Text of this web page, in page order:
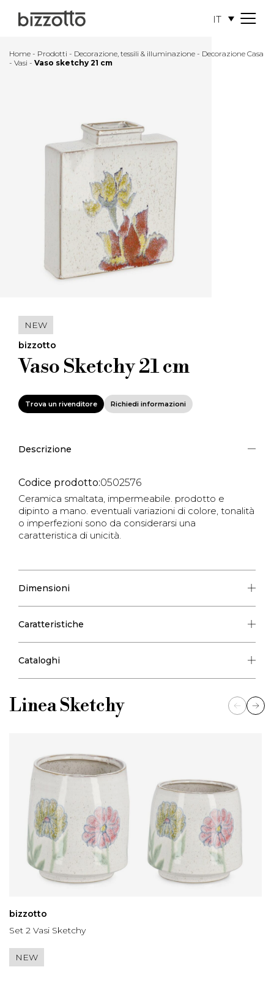
IT
M
u
Home - Prodotti - Decorazione, tessili & illuminazione - Decorazione Casa
- Vasi - Vaso sketchy 21 cm
NEW
bizzotto
Vaso Sketchy 21 cm
Trova un rivenditore Richiedi informazioni
Descrizione
Codice prodotto:0502576
Ceramica smaltata, impermeabile. prodotto e
dipinto a mano. eventuali variazioni di colore, tonalità
o imperfezioni sono da considerarsi una
caratteristica di unicità.
Dimensioni
Caratteristiche
Cataloghi
LineaSketchy
bizzotto
Set 2 Vasi Sketchy
NEW